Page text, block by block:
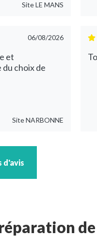
SiteLE MANS
06/08/2026
et
choix de
SiteNARBONNE
d'avis